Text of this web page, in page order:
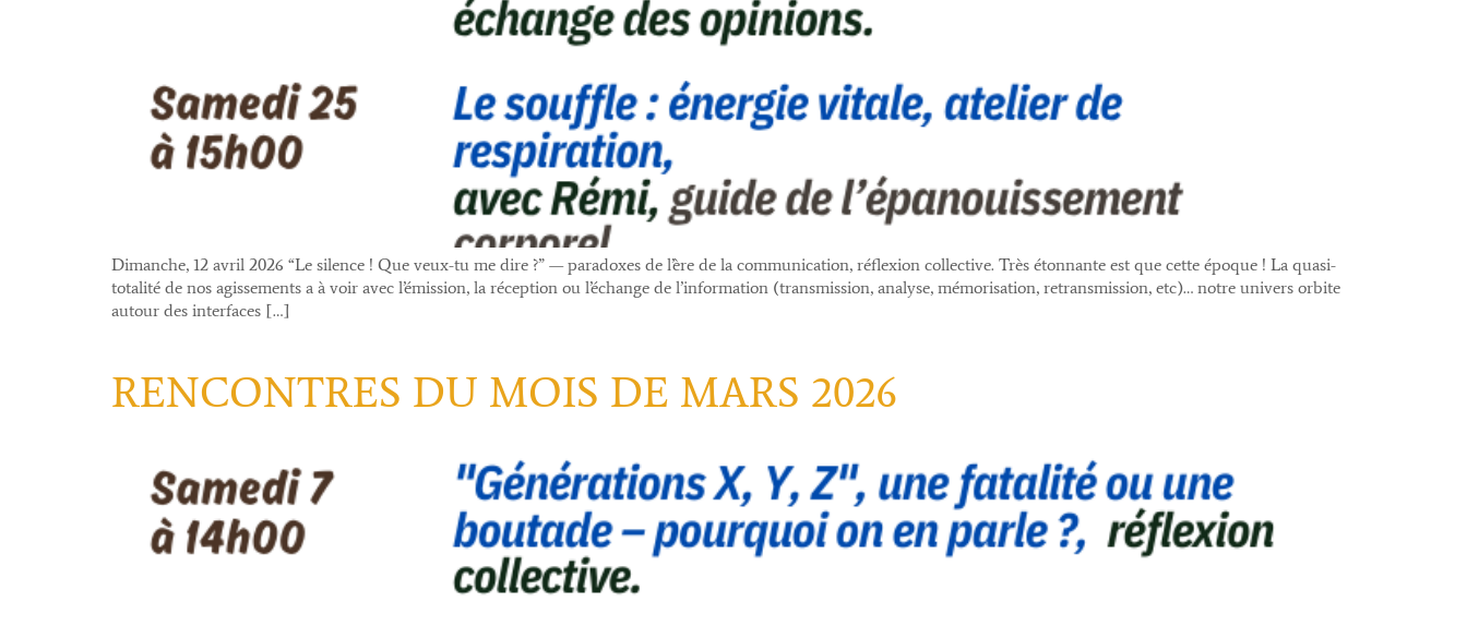
Dimanche, 12 avril 2026 “Le silence ! Que veux-tu me dire ?” — paradoxes de l’ère de la communication, réflexion collective. Très étonnante est que cette époque ! La quasi-
totalité de nos agissements a à voir avec l’émission, la réception ou l’échange de l’information (transmission, analyse, mémorisation, retransmission, etc)… notre univers orbite
autour des interfaces […]
RENCONTRES DU MOIS DE MARS 2026